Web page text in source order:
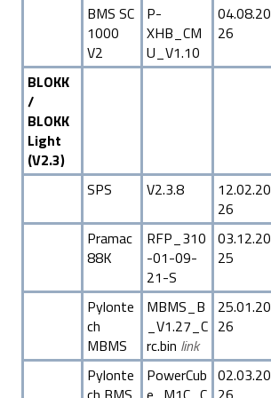
BMS SC
1000
V2
P-
XHB_CM
U_V1.10
04.08.20
26
BLOKK
/
BLOKK
Light
(V2.3)
SPS V2.3.8
12.02.20
26
Pramac
88K
RFP_310
-01-09-
21-S
03.12.20
25
Pylonte
ch
MBMS
MBMS_B
_V1.27_C
rc.bin link
25.01.20
26
Pylonte
PowerCub 02.03.20